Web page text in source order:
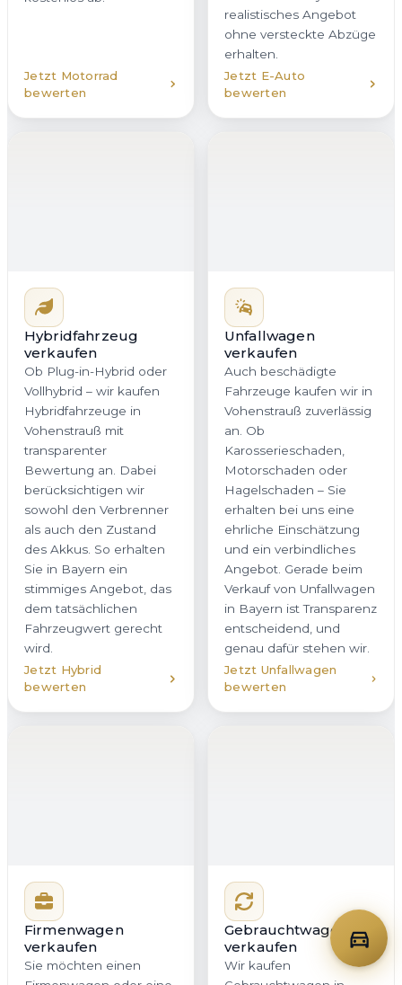
verkaufen
als auch den Zustand
des Akkus. So erhalten
Sie in Bayern ein
stimmiges Angebot, das
dem tatsächlichen
Fahrzeugwert gerecht
wird.
Jetzt Hybrid
bewerten
erhalten bei uns eine
ehrliche Einschätzung
und ein verbindliches
Angebot. Gerade beim
Verkauf von Unfallwagen
in Bayern ist Transparenz
entscheidend, und
genau dafür stehen wir.
bewerten
Firmenwagen
verkaufen
Firmenwagen oder eine
Kommunikation und
planbarer Abholung
bleibt Ihr Betriebsablauf
zuverlässig im Takt.
Gebrauchtwagen
verkaufen
Gebrauchtwagen in
Bewertung. Genau das
erhalten Sie bei
Autoankauf Meister für
Vohenstrauß und ganz
Bayern – ohne
versteckte